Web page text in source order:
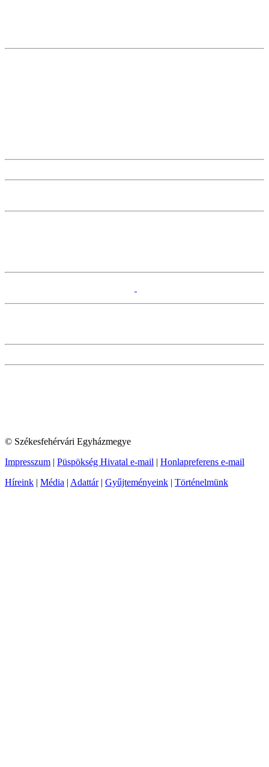
© Székesfehérvári Egyházmegye
Impresszum | Püspökség Hivatal e-mail | Honlapreferens e-mail
Híreink | Média | Adattár| Gyűjteményeink | Történelmünk